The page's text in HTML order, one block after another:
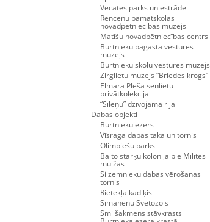
Vecates parks un estrāde
Rencēnu pamatskolas
novadpētniecības muzejs
Matīšu novadpētniecības centrs
Burtnieku pagasta vēstures
muzejs
Burtnieku skolu vēstures muzejs
Zirglietu muzejs “Briedes krogs”
Elmāra Pleša senlietu
privātkolekcija
“Sīleņu” dzīvojamā rija
Dabas objekti
Burtnieku ezers
Vīsraga dabas taka un tornis
Olimpiešu parks
Balto stārķu kolonija pie Mīlītes
muižas
Silzemnieku dabas vērošanas
tornis
Rietekļa kadiķis
Sīmanēnu Svētozols
Smilšakmens stāvkrasts